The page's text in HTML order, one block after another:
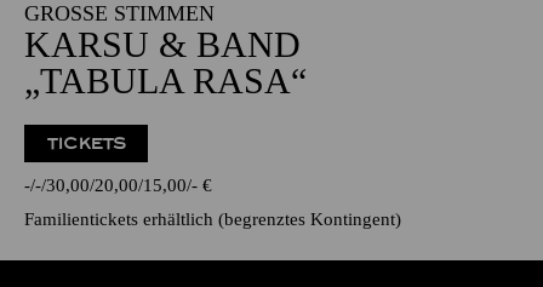
GROSSE STIMMEN
KARSU & BAND
„TABULA RASA“
TICKETS
- - 30,00 20,00 15,00 - €
Familientickets erhältlich (begrenztes Kontingent)